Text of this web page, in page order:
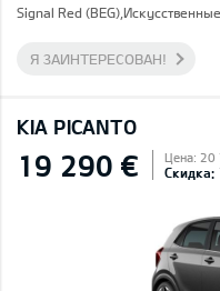
Signal Red
Я ЗАИНТЕРЕСОВАН!
KIA PICANTO
19 290 € Цена: 20
Скидка: